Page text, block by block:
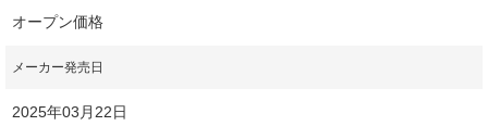
オープン価格
メーカー発売日
2025年03月22日